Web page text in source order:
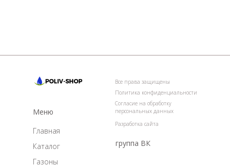
Главная
Все права защищены
Политика конфиденциальности
Разработка сайта
Согласие на обработку
персональных данных
Каталог
Газоны
Меню
группа ВК